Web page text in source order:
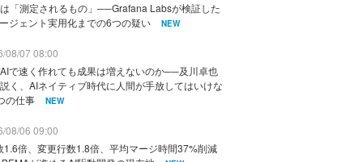
「測定されるもの」──Grafana Labsが検証した
ジェント実用化までの6つの疑い
NEW
08/07 08:00
で速く作れても成果は増えないのか──及川卓也
く、AIネイティブ時代に人間が手放してはいけな
の仕事
NEW
08/06 09:00
1.6倍、変更行数1.8倍、平均マージ時間37%削減